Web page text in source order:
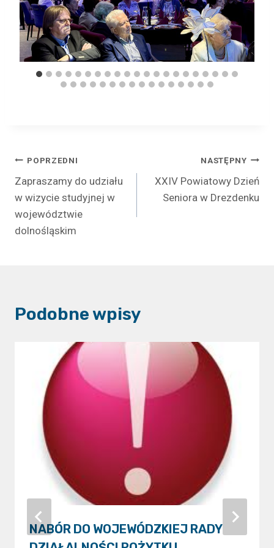
Nawigacja
wpisu
POPRZEDNI
Zapraszamy do udziału
w wizycie studyjnej w
województwie
dolnośląskim
NASTĘPNY
XXIV Powiatowy Dzień
Seniora w Drezdenku
Podobne wpisy
NABÓR DO WOJEWÓDZKIEJ RADY